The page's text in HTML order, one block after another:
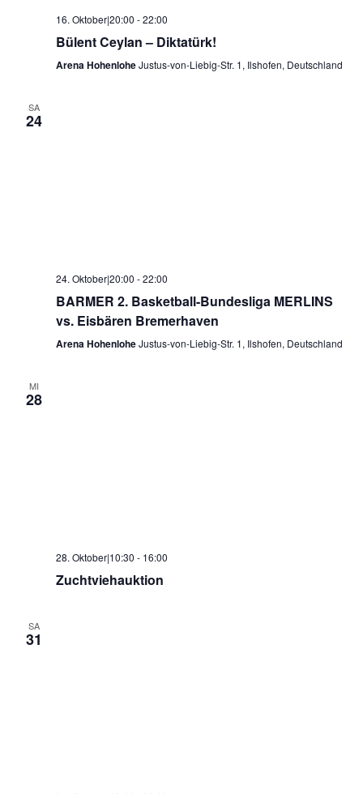
16. Oktober|20:00 -22:00
Bülent Ceylan – Diktatürk!
Arena HohenloheJustus-von-Liebig-Str. 1, Ilshofen, Deutschland
SA
24
24. Oktober|20:00 -22:00
BARMER 2. Basketball-Bundesliga MERLINS
vs. Eisbären Bremerhaven
Arena HohenloheJustus-von-Liebig-Str. 1, Ilshofen, Deutschland
MI
28
28. Oktober|10:30 - 16:00
Zuchtviehauktion
SA
31